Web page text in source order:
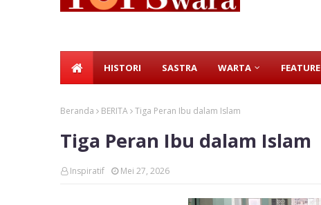
HISTORI SASTRA WARTA FEATURE
Beranda BERITA Tiga Peran Ibu dalam Islam
Tiga Peran Ibu dalam Islam
Inspiratif Mei 27, 2026